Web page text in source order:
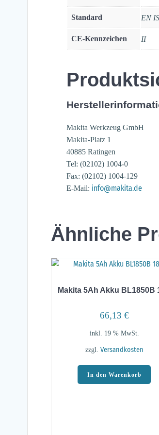
Standard EN
CE-Kennzeichen II
Makita Werkzeug GmbH
Makita-Platz 1
40885 Ratingen
Tel: (02102) 1004-0
Fax: (02102) 1004-129
E-Mail: info@makita.de
Ähnliche
Makita 5Ah Akku BL1850B
66,13 €
inkl. 19 % MwSt.
zzgl. Versandkosten
In den Warenkorb